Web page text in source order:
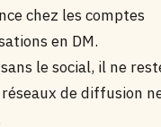
chez les comptes
en DM.
le social, il ne
de diffusion